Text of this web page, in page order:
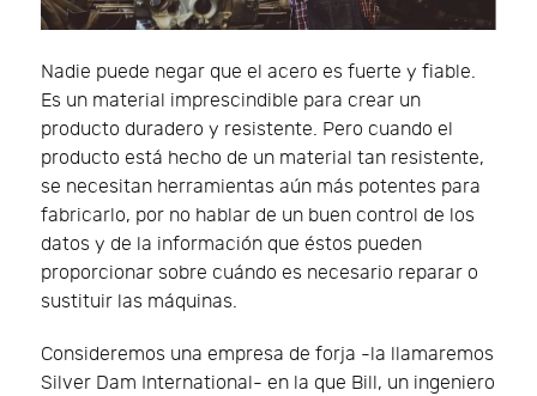
Nadie puede negar que el acero es fuerte y fiable.
Es un material imprescindible para crear un
producto duradero y resistente. Pero cuando el
producto está hecho de un material tan resistente,
se necesitan herramientas aún más potentes para
fabricarlo, por no hablar de un buen control de los
datos y de la información que éstos pueden
proporcionar sobre cuándo es necesario reparar o
sustituir las máquinas.
Consideremos una empresa de forja -la llamaremos
Silver Dam International- en la que Bill, un ingeniero